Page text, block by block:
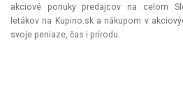
akciové ponuky predajcov na celom
letákov na Kupino.sk a nákupom v
svoje peniaze, čas i prírodu.